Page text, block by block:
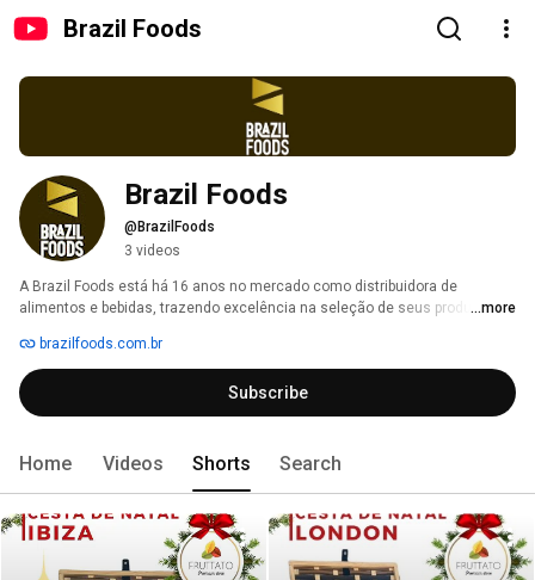
Brazil Foods
@BrazilFoods
3 videos
A Brazil Foods está há 16 anos no mercado como distribuidora de
alimentos e bebidas, trazendo excelência na seleção de seus produtos e
com as melhores marcas para oferecer saúde e qualidade aos nossos
clientes.
...more
brazilfoods.com.br
Subscribe
Home Videos Shorts Search